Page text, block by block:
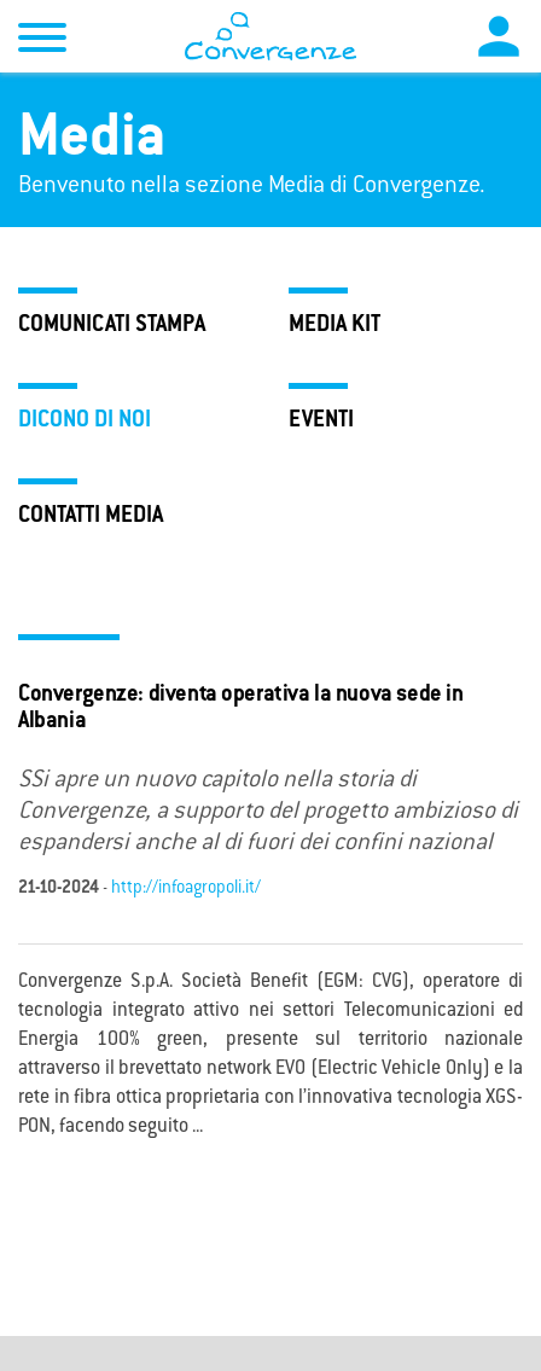

Media
Benvenuto nella sezione Media di Convergenze.
COMUNICATI STAMPA MEDIA KIT
DICONO DI NOI EVENTI
CONTATTI MEDIA
Convergenze: diventa operativa la nuova sede in
Albania
SSi apre un nuovo capitolo nella storia di
Convergenze, a supporto del progetto ambizioso di
espandersi anche al di fuori dei confini nazional
21-10-2024 - http://infoagropoli.it/
Convergenze S.p.A. Società Benefit (EGM: CVG), operatore di
tecnologia integrato attivo nei settori Telecomunicazioni ed
Energia 100% green, presente sul territorio nazionale
attraverso il brevettato network EVO (Electric Vehicle Only) e la
rete in fibra ottica proprietaria con l’innovativa tecnologia XGS-
PON, facendo seguito ...